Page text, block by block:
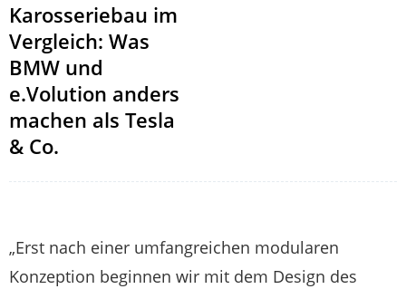
Karosseriebau im
Vergleich: Was
BMW und
e.Volution anders
machen als Tesla
& Co.
„Erst nach einer umfangreichen modularen
Konzeption beginnen wir mit dem Design des